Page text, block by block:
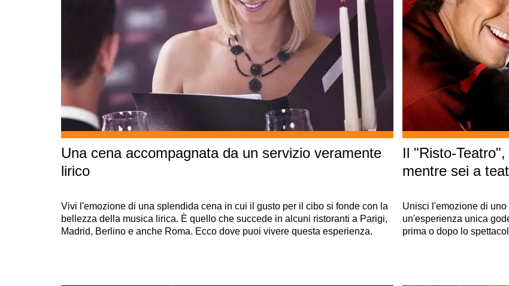
Una cena accompagnata da un servizio veramente
lirico
Vivi l'emozione di una splendida cena in cui il gusto per il cibo si fonde con la
bellezza della musica lirica. È quello che succede in alcuni ristoranti a Parigi,
Madrid, Berlino e anche Roma. Ecco dove puoi vivere questa esperienza.
Il "Risto-
mentre sei a
Unisci l'emozione di
un'esperienza unica
prima o dopo lo